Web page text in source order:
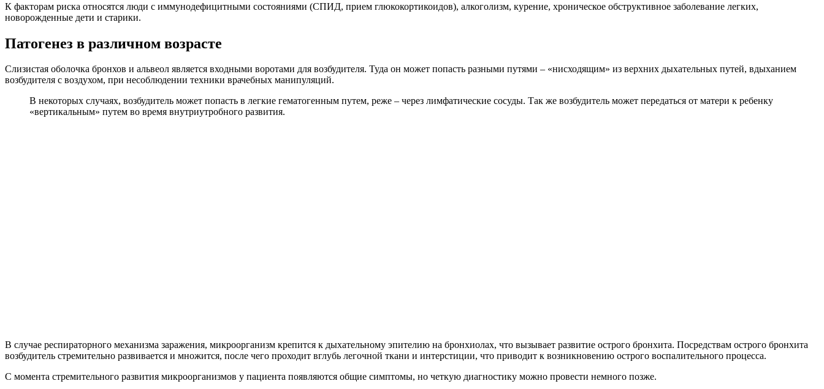
К факторам риска относятся люди с иммунодефицитными состояниями (СПИД, прием глюкокортикоидов), алкоголизм, курение, хроническое обструктивное заболевание легких,
новорожденные дети и старики.
Патогенез в различном возрасте
Слизистая оболочка бронхов и альвеол является входными воротами для возбудителя. Туда он может попасть разными путями – «нисходящим» из верхних дыхательных путей, вдыханием
возбудителя с воздухом, при несоблюдении техники врачебных манипуляций.
В некоторых случаях, возбудитель может попасть в легкие гематогенным путем, реже – через лимфатические сосуды. Так же возбудитель может передаться от матери к ребенку
«вертикальным» путем во время внутриутробного развития.
В случае респираторного механизма заражения, микроорганизм крепится к дыхательному эпителию на бронхиолах, что вызывает развитие острого бронхита. Посредствам острого бронхита
возбудитель стремительно развивается и множится, после чего проходит вглубь легочной ткани и интерстиции, что приводит к возникновению острого воспалительного процесса.
С момента стремительного развития микроорганизмов у пациента появляются общие симптомы, но четкую диагностику можно провести немного позже.